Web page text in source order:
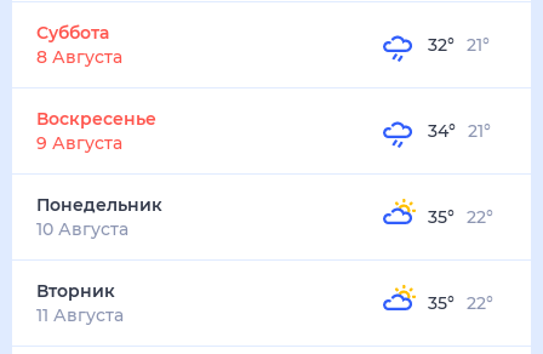
Суббота
8 Августа
32° 21°
Воскресенье
9 Августа
34° 21°
Понедельник
10 Августа
35° 22°
Вторник
11 Августа
35° 22°